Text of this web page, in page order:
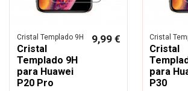
Cristal Templado 9H
Cristal
Templado 9H
para Huawei
P20 Pro
9,99 € Cristal
Cristal
para
P30